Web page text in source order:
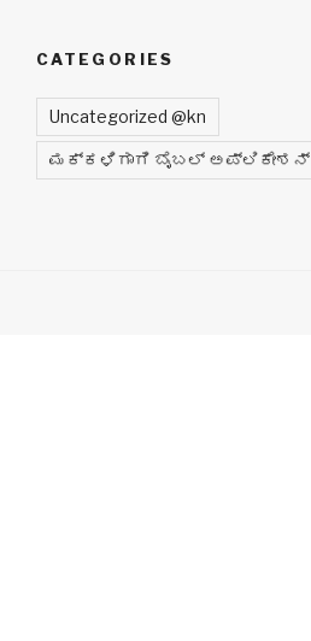
CATEGORIES
Uncategorized @kn
ಮಕ್ಕಳಿಗಾಗಿ ಬೈಬಲ್ ಅಪ್ಲಿಕೇಶನ್